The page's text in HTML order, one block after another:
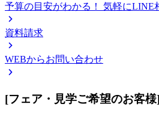
予算の目安がわかる！ 気軽にLINE
資料請求
WEBからお問い合わせ
[フェア・見学ご希望のお客様]